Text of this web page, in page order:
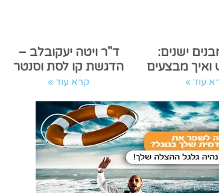
ישנים:
ואיך מבצעים
עוד »
ד"ר ויטה יעקובלב –
הדגשת קו לסת וסנטר
קרא עוד »